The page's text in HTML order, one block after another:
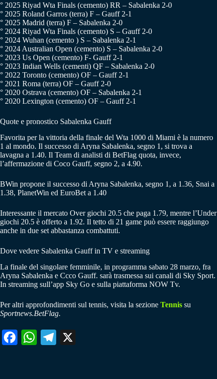
° 2025 Riyad Wta Finals (cemento) RR – Sabalenka 2-0
° 2025 Roland Garros (terra) F – Gauff 2-1
° 2025 Madrid (terra) F – Sabalenka 2-0
° 2024 Riyad Wta Finals (cemento) S – Gauff 2-0
° 2024 Wuhan (cemento ) S – Sabalenka 2-1
° 2024 Australian Open (cemento) S – Sabalenka 2-0
° 2023 Us Open (cemento) F- Gauff 2-1
° 2023 Indian Wells (cementi) QF – Sabalenka 2-0
° 2022 Toronto (cemento) OF – Gauff 2-1
° 2021 Roma (terra) OF – Gauff 2-0
° 2020 Ostrava (cemento) OF – Sabalenka 2-1
° 2020 Lexington (cemento) OF – Gauff 2-1
Quote e pronostico Sabalenka Gauff
Favorita per la vittoria della finale del Wta 1000 di Miami è la numero
1 al mondo. Il successo di Aryna Sabalenka, segno 1, si trova a
lavagna a 1.40. Il Team di analisti di BetFlag quota, invece,
l’affermazione di Coco Gauff, segno 2, a 4.90.
BWin propone il successo di Aryna Sabalenka, segno 1, a 1.36, Snai a
1.38, PlanetWin ed EuroBet a 1.40
Interessante il mercato Over giochi 20.5 che paga 1.79, mentre l’Under
giochi 20.5 è offerto a 1.92. Il tetto di 21 game può essere raggiungo
anche in due set abbastanza combattuti.
Dove vedere Sabalenka Gauff in TV e streaming
La finale del singolare femminile, in programma sabato 28 marzo, fra
Aryna Sabalenka e Ccco Gauff. sarà trasmessa sui canali di Sky Sport.
In streaming sull’app Sky Go e sulla piattaforma NOW Tv.
Per altri approfondimenti sul tennis, visita la sezione Tennis su
Sportnews.BetFlag.
Fa W
Te